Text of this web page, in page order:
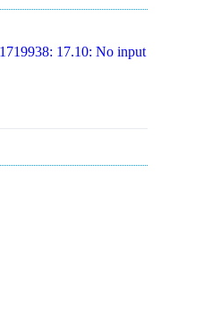
17.10: No input